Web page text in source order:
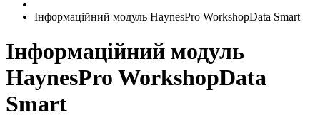
Інформаційний модуль HaynesPro WorkshopData Smart
Інформаційний модуль
HaynesPro WorkshopData
Smart